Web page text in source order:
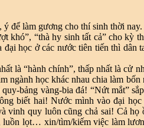
để làm gương cho thí sinh thời nay.
khó”, “thà hy sinh tất cả” cho kỳ
học ở các nước tiên tiến thì dân
là “hành chính”, thấp nhất là cử
ngành học khác nhau chia làm
bảng vàng-bia đá! “Nứt mắt”
biết hai! Nước mình vào đại
vinh quy luôn cũng chả sai! Cả họ
lọt… xin/tìm/kiếm việc làm